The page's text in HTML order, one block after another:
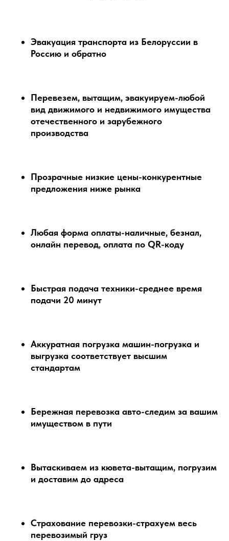
Эвакуация транспорта из Белоруссии в
Россию и обратно
Перевезем, вытащим, эвакуируем-любой
вид движимого и недвижимого имущества
отечественного и зарубежного
производства
Прозрачные низкие цены-конкурентные
предложения ниже рынка
Любая форма оплаты-наличные, безнал,
онлайн перевод, оплата по QR-коду
Быстрая подача техники-среднее время
подачи 20 минут
Аккуратная погрузка машин-погрузка и
выгрузка соответствует высшим
стандартам
Бережная перевозка авто-следим за вашим
имуществом в пути
Вытаскиваем из кювета-вытащим, погрузим
и доставим до адреса
Страхование перевозки-страхуем весь
перевозимый груз